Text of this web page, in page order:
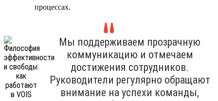
процессах.
Мы поддерживаем прозрачную
коммуникацию и отмечаем
достижения сотрудников.
Руководители регулярно обращают
внимание на успехи команды,